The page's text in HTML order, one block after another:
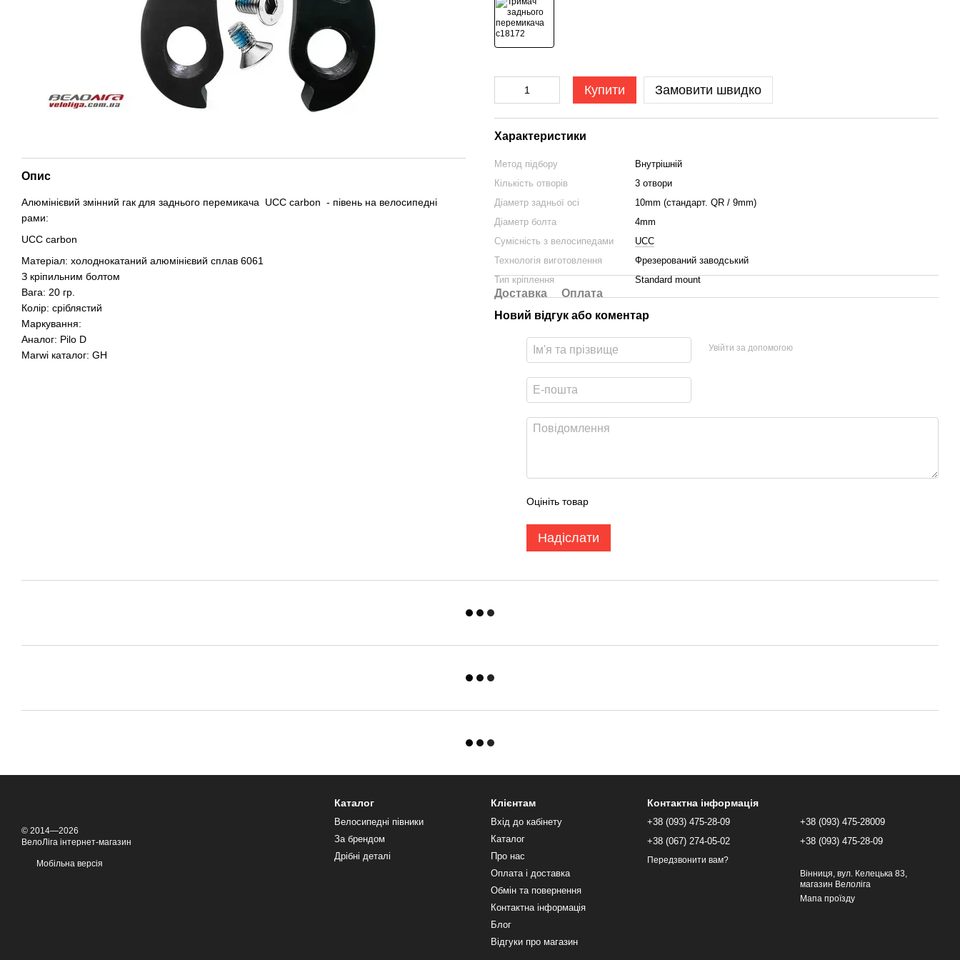
Опис
Алюмінієвий змінний гак для заднього перемикача UCC carbon - півень на велосипедні
рами:
UCC carbon
Матеріал: холоднокатаний алюмінієвий сплав 6061
З кріпильним болтом
Вага: 20 гр.
Колір: сріблястий
Маркування:
Аналог: Pilo D
Marwi каталог: GH
Купити Замовити швидко
Характеристики
Метод підбору
Внутрішній
Кількість отворів
3 отвори
Діаметр задньої осі
10mm (стандарт. QR / 9mm)
Діаметр болта
4mm
Сумісність з велосипедами
UCC
Технологія виготовлення
Фрезерований заводський
Тип кріплення
Standard mount
Доставка
Оплата
Новий відгук або коментар
Увійти за допомогою
Оцініть товар
Надіслати
© 2014—2026
ВелоЛіга інтернет-магазин
Мобільна версія
Каталог
Велосипедні півники
За брендом
Дрібні деталі
Клієнтам
Вхід до кабінету
Каталог
Про нас
Оплата і доставка
Обмін та повернення
Контактна інформація
Блог
Відгуки про магазин
Контактна інформація
+38 (093) 475-28-09
+38 (067) 274-05-02
Передзвонити вам?
+38 (093) 475-28009
+38 (093) 475-28-09
Вінниця, вул. Келецька 83,
магазин Велоліга
Мапа проїзду